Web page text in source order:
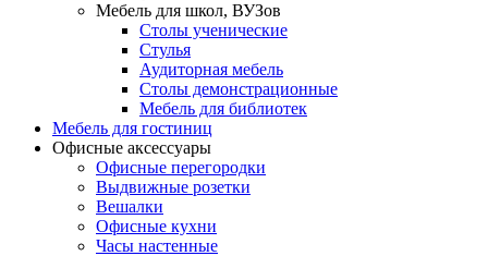
Мебель для школ, ВУЗов
Столы ученические
Стулья
Аудиторная мебель
Столы демонстрационные
Мебель для библиотек
Мебель для гостиниц
Офисные аксессуары
Офисные перегородки
Выдвижные розетки
Вешалки
Офисные кухни
Часы настенные